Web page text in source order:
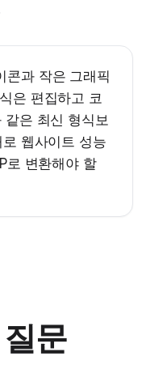
콘과 작은 그래픽
은 편집하고 코
같은 최신 형식보
웹사이트 성능
로 변환해야 할
문